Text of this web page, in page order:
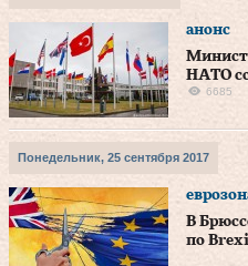
анонс
НАТО
6685
Понедельник, 25 сентября 2017
В
по